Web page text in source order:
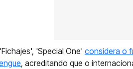
'Special One' considera o
, acreditando que o